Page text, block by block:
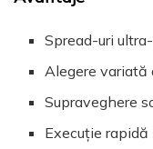
Spread-uri
Alegere variată
Supraveghere
Execuție